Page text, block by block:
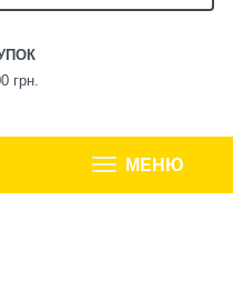
грн.
МЕНЮ